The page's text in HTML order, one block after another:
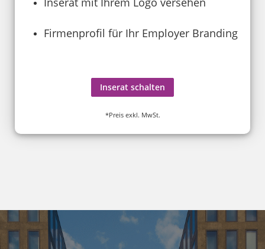
Firmenprofil für Ihr Employer Branding
Inserat schalten
*Preis exkl. MwSt.